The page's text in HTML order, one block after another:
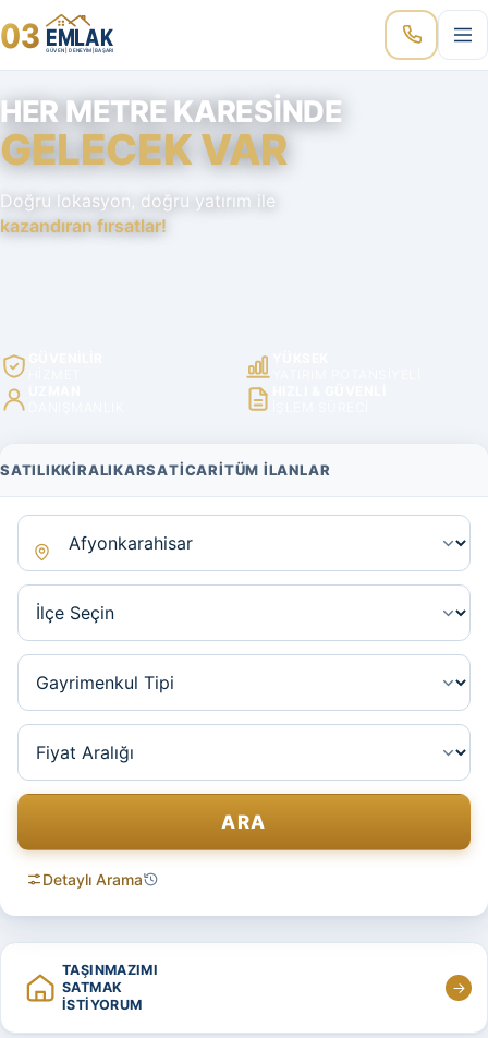
03 EMLAK
GÜVEN | DENEYİM | BAŞARI
HER METRE KARESINDE
GELECEK VAR
Doğru lokasyon, doğru yatırım ile
kazandıran fırsatlar!
TAŞINMAZIMI
SATMAK
İSTİYORUM
SATILIKKIRALIKARSATICARITÜM İLANLAR
İl
İlçe
Gayrimenkul tipi
Fiyat aralığı
ARA
Detaylı Arama
Son eklenen ilanlar